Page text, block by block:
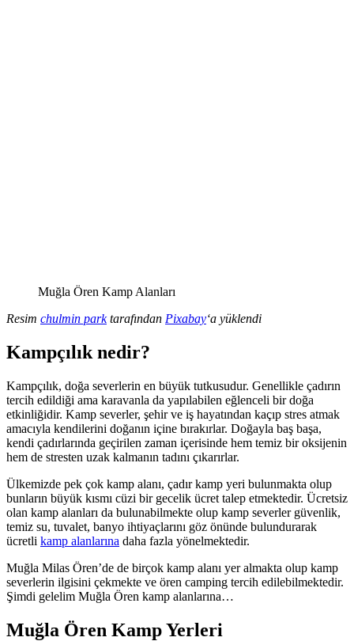
Muğla Ören Kamp Alanları
Resim chulmin parktarafından Pixabay‘a yüklendi
Kampçılık nedir?
Kampçılık, doğa severlerin en büyük tutkusudur. Genellikle çadırın
tercih edildiği ama karavanla da yapılabilen eğlenceli bir doğa
etkinliğidir. Kamp severler, şehir ve iş hayatından kaçıp stres atmak
amacıyla kendilerini doğanın içine bırakırlar. Doğayla baş başa,
kendi çadırlarında geçirilen zaman içerisinde hem temiz bir oksijenin
hem de stresten uzak kalmanın tadını çıkarırlar.
Ülkemizde pek çok kamp alanı, çadır kamp yeri bulunmakta olup
bunların büyük kısmı cüzi bir gecelik ücret talep etmektedir. Ücretsiz
olan kamp alanları da bulunabilmekte olup kamp severler güvenlik,
temiz su, tuvalet, banyo ihtiyaçlarını göz önünde bulundurarak
ücretli kamp alanlarına daha fazla yönelmektedir.
Muğla Milas Ören’de de birçok kamp alanı yer almakta olup kamp
severlerin ilgisini çekmekte ve ören camping tercih edilebilmektedir.
Şimdi gelelim Muğla Ören kamp alanlarına…
Muğla Ören Kamp Yerleri